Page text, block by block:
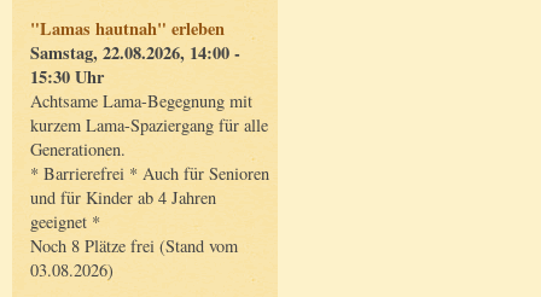
"Lamas hautnah" erleben
Samstag, 22.08.2026, 14:00 -
15:30 Uhr
Achtsame Lama-Begegnung mit
kurzem Lama-Spaziergang für alle
Generationen.
* Barrierefrei * Auch für Senioren
und für Kinder ab 4 Jahren
geeignet *
Noch 8 Plätze frei (Stand vom
03.08.2026)